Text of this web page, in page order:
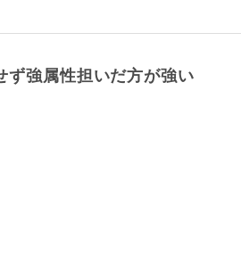
ず強属性担いだ方が強い